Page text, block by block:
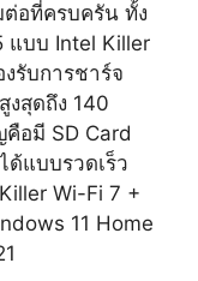
อที่ครบครัน ทั้ง
แบบ Intel Killer
รับการชาร์จ
งสุดถึง 140
อมี SD Card
ด้แบบรวดเร็ว
Wi-Fi 7 +
11 Home